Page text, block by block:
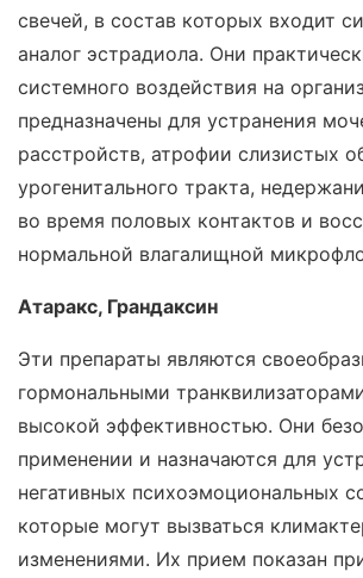
свечей, в состав которых входит
аналог эстрадиола. Они
системного воздействия на
предназначены для устранения
расстройств, атрофии слизистых
урогенитального тракта,
во время половых контактов и
нормальной влагалищной
Атаракс, Грандаксин
Эти препараты являются
гормональными
высокой эффективностью. Они
применении и назначаются для
негативных психоэмоциональных
которые могут вызваться
изменениями. Их прием показан